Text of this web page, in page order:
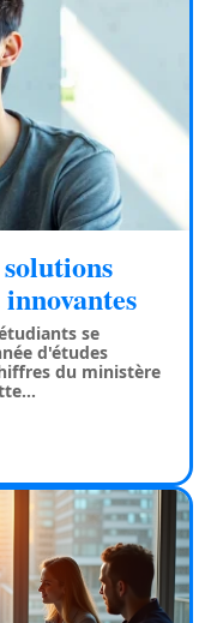
se
d'études
du ministère
…